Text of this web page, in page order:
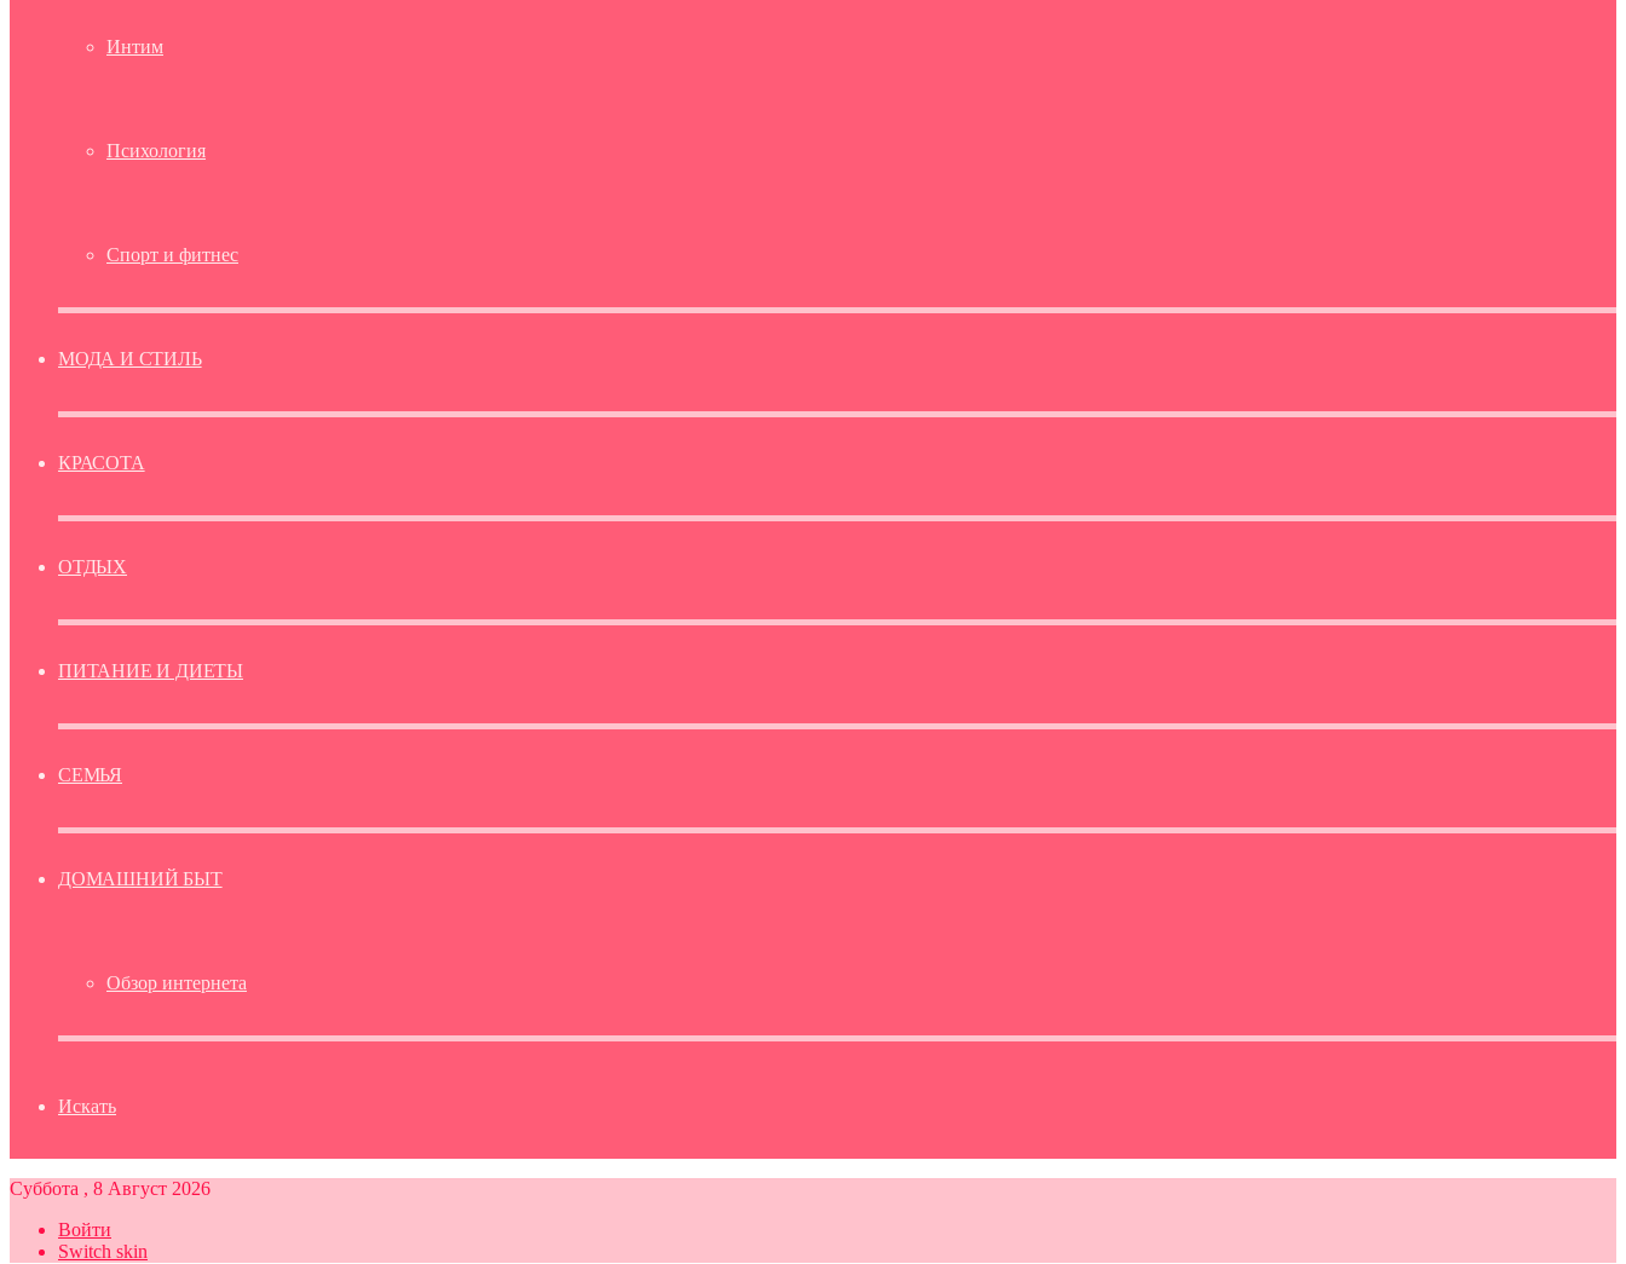
Интим
Психология
Спорт и фитнес
МОДА И СТИЛЬ
КРАСОТА
ОТДЫХ
ПИТАНИЕ И ДИЕТЫ
СЕМЬЯ
ДОМАШНИЙ БЫТ
Обзор интернета
Искать
Суббота , 8 Август 2026
Войти
Switch skin